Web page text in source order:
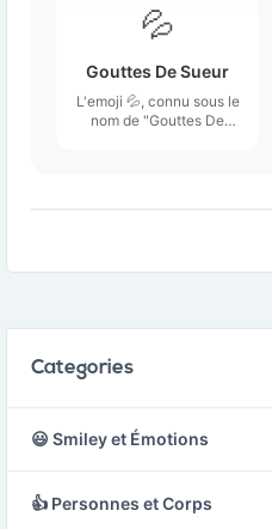
💦
Gouttes De Sueur
L'emoji 💦, connu sous le
nom de "Gouttes De
Categories
😃 Smiley et Émotions
👍 Personnes et Corps